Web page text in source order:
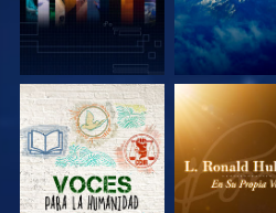
EXPLORA LAS
SERIES
EXPLORA LAS
SERIES